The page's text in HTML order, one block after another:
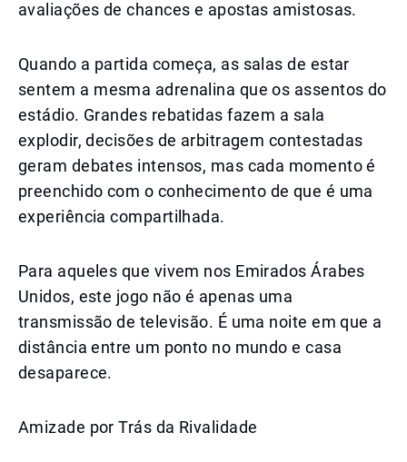
avaliações de chances e apostas amistosas.
Quando a partida começa, as salas de estar
sentem a mesma adrenalina que os assentos do
estádio. Grandes rebatidas fazem a sala
explodir, decisões de arbitragem contestadas
geram debates intensos, mas cada momento é
preenchido com o conhecimento de que é uma
experiência compartilhada.
Para aqueles que vivem nos Emirados Árabes
Unidos, este jogo não é apenas uma
transmissão de televisão. É uma noite em que a
distância entre um ponto no mundo e casa
desaparece.
Amizade por Trás da Rivalidade